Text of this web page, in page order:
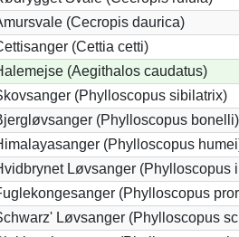
(Cecropis daurica)
(Cettia cetti)
(Aegithalos caudatus)
(Phylloscopus sibilatrix)
(Phylloscopus bonelli)
(Phylloscopus
Løvsanger (Phylloscopus
(Phylloscopus
Løvsanger (Phylloscopus